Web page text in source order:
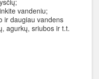
vandeniu;
ir daugiau vandens
agurkų, sriubos ir t.t.